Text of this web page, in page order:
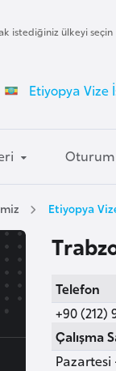
istediğiniz ülkeyi seçin
Etiyopya Vize
Oturum
Etiyopya
Telefon
+90 (212)
Çalışma
Pazartesi